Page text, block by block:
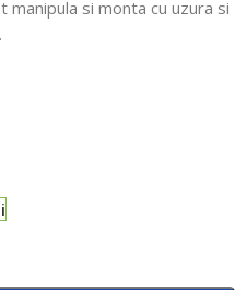
manipula si monta cu uzura si